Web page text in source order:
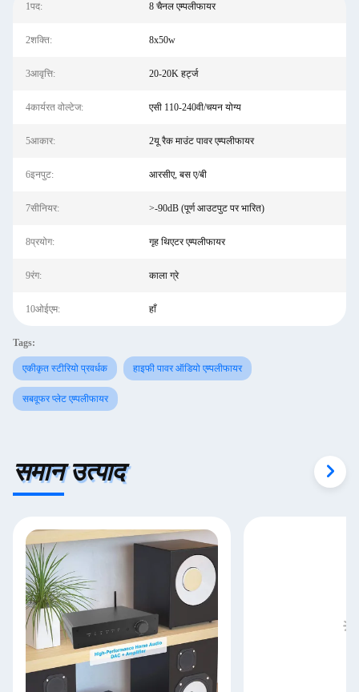
1पद: 8 चैनल एम्पलीफायर
2शक्ति: 8x50w
3आवृत्ति: 20-20K हर्ट्ज
4कार्यरत वोल्टेज: एसी 110-240वी/चयन योग्य
5आकार: 2यू रैक माउंट पावर एम्पलीफायर
6इनपुट: आरसीए, बस ए/बी
7सीनियर: >-90dB (पूर्ण आउटपुट पर भारित)
8प्रयोग: गृह थिएटर एम्पलीफायर
9रंग: काला ग्रे
10ओईएम: हाँ
Tags:
एकीकृत स्टीरियो प्रवर्धक हाइफी पावर ऑडियो एम्पलीफायर
सबवूफर प्लेट एम्पलीफायर
समान उत्पाद